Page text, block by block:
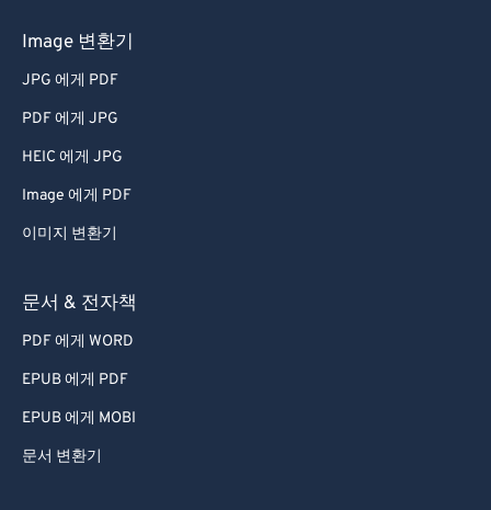
Image 변환기
JPG 에게 PDF
PDF 에게 JPG
HEIC 에게 JPG
Image 에게 PDF
이미지 변환기
문서 & 전자책
PDF 에게 WORD
EPUB 에게 PDF
EPUB 에게 MOBI
문서 변환기